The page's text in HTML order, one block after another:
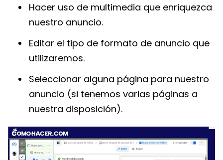
Hacer uso de multimedia que enriquezca
nuestro anuncio.
Editar el tipo de formato de anuncio que
utilizaremos.
Seleccionar alguna página para nuestro
anuncio (si tenemos varias páginas a
nuestra disposición).